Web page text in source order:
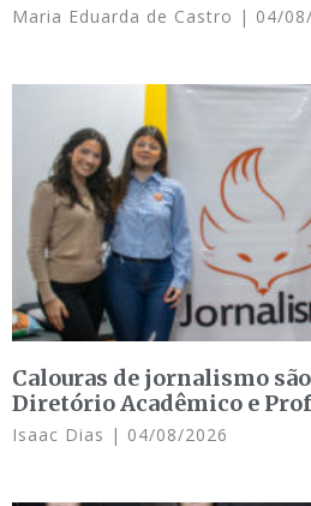
Maria Eduarda de Castro 04/
Calouras de jornalismo
Diretório Acadêmico e
Isaac Dias 04/08/2026